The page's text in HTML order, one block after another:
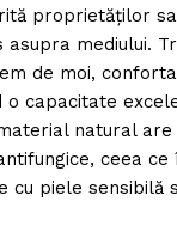
proprietăților
asupra mediului.
de moi,
o capacitate
natural
ceea ce
cu piele sensibilă